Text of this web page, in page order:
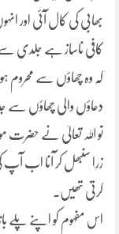
بھابی کی کال آئی اور
کافی ناساز ہے جلدی سے
کہ وہ چھاؤں سے محروم
دعاؤں والی چھاؤں سے
تو اللہ تعالیٰ نے حضرت
زرا سنبھل کر آنا اب
کرتی تھیں۔
اس مفہوم کو اپنے پلے